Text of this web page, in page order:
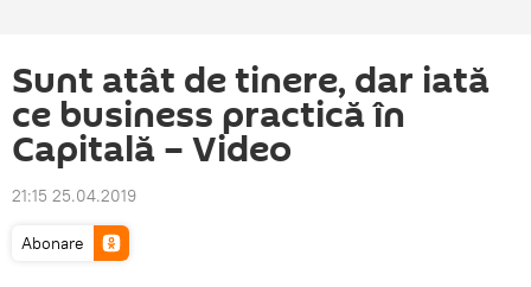
Sunt atât de tinere, dar iată
ce business practică în
Capitală – Video
21:15 25.04.2019
Abonare